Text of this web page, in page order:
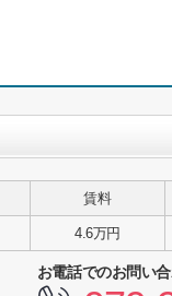
賃料
4.6万円
お電話でのお問い